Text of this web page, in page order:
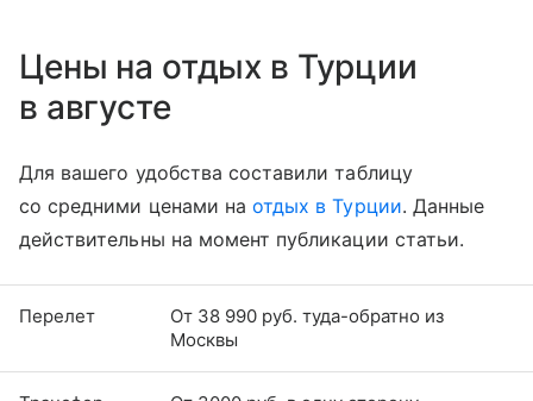
Цены на отдых в Турции
в августе
Для вашего удобства составили таблицу
со средними ценами наотдых в Турции. Данные
действительны на момент публикации статьи.
Перелет
От 38 990 руб. туда-обратно из
Москвы